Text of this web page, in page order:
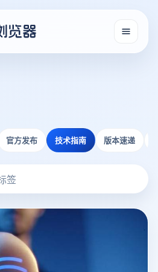
官方发布 技术指南 版本速递